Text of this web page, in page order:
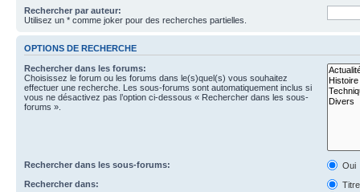
Rechercher par auteur:
Utilisez un * comme joker pour des recherches partielles.
OPTIONS DE RECHERCHE
Rechercher dans les forums:
Choisissez le forum ou les forums dans le(s)quel(s) vous souhaitez
effectuer une recherche. Les sous-forums sont automatiquement inclus si
vous ne désactivez pas l’option ci-dessous « Rechercher dans les sous-
forums ».
Rechercher dans les sous-forums:
Oui
Rechercher dans: